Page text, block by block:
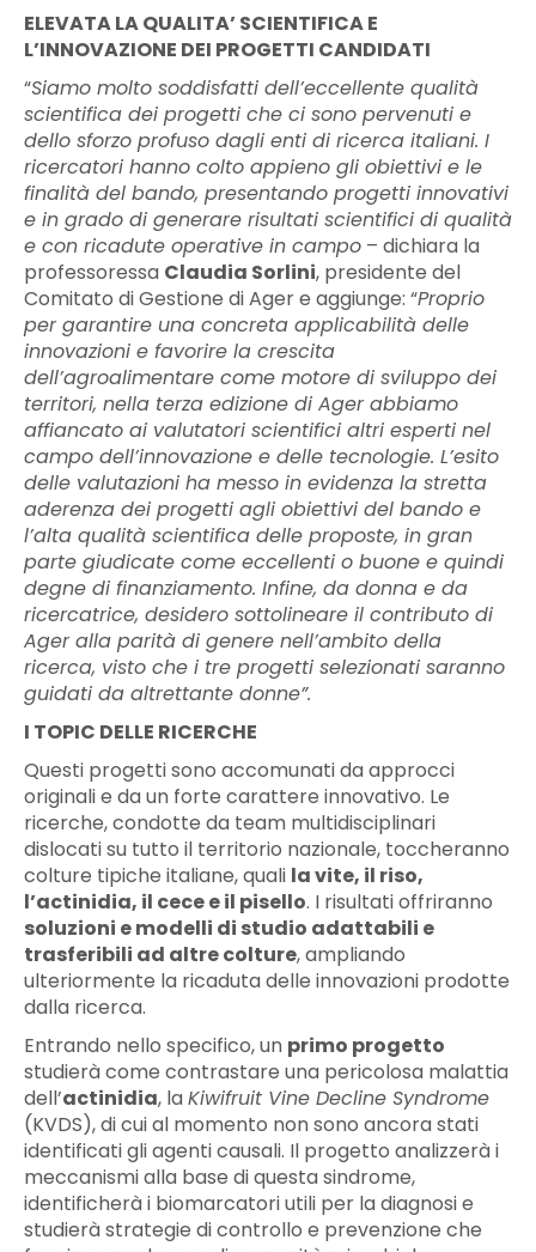
ELEVATA LA QUALITA’ SCIENTIFICA E
L’INNOVAZIONE DEI PROGETTI CANDIDATI
“Siamo molto soddisfatti dell’eccellente qualità
scientifica dei progetti che ci sono pervenuti e
dello sforzo profuso dagli enti di ricerca italiani. I
ricercatori hanno colto appieno gli obiettivi e le
finalità del bando, presentando progetti innovativi
e in grado di generare risultati scientifici di qualità
e con ricadute operative in campo – dichiara la
professoressa Claudia Sorlini, presidente del
Comitato di Gestione di Ager e aggiunge: “Proprio
per garantire una concreta applicabilità delle
innovazioni e favorire la crescita
dell’agroalimentare come motore di sviluppo dei
territori, nella terza edizione di Ager abbiamo
affiancato ai valutatori scientifici altri esperti nel
campo dell’innovazione e delle tecnologie. L’esito
delle valutazioni ha messo in evidenza la stretta
aderenza dei progetti agli obiettivi del bando e
l’alta qualità scientifica delle proposte, in gran
parte giudicate come eccellenti o buone e quindi
degne di finanziamento. Infine, da donna e da
ricercatrice, desidero sottolineare il contributo di
Ager alla parità di genere nell’ambito della
ricerca, visto che i tre progetti selezionati saranno
guidati da altrettante donne”.
I TOPIC DELLE RICERCHE
Questi progetti sono accomunati da approcci
originali e da un forte carattere innovativo. Le
ricerche, condotte da team multidisciplinari
dislocati su tutto il territorio nazionale, toccheranno
colture tipiche italiane, quali la vite, il riso,
l’actinidia, il cece e il pisello. I risultati offriranno
soluzioni e modelli di studio adattabili e
trasferibili ad altre colture, ampliando
ulteriormente la ricaduta delle innovazioni prodotte
dalla ricerca.
Entrando nello specifico, un primo progetto
studierà come contrastare una pericolosa malattia
dell’actinidia, laKiwifruit Vine Decline Syndrome
(KVDS), di cui al momento non sono ancora stati
identificati gli agenti causali. Il progetto analizzerà i
meccanismi alla base di questa sindrome,
identificherà i biomarcatori utili per la diagnosi e
studierà strategie di controllo e prevenzione che